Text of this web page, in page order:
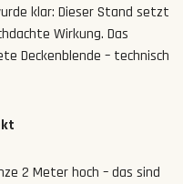
klar: Dieser Stand setzt
Wirkung. Das
Deckenblende – technisch
2 Meter hoch – das sind